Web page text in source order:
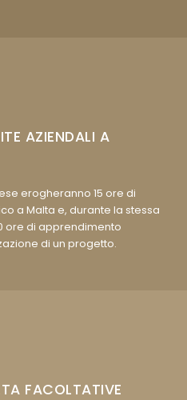
AZIENDALI A
erogheranno 15 ore di
a Malta e, durante la stessa
ore di apprendimento
di un progetto.
FACOLTATIVE